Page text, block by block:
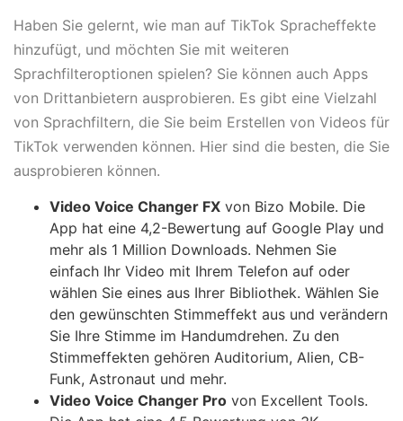
Haben Sie gelernt, wie man auf TikTok Spracheffekte
hinzufügt, und möchten Sie mit weiteren
Sprachfilteroptionen spielen? Sie können auch Apps
von Drittanbietern ausprobieren. Es gibt eine Vielzahl
von Sprachfiltern, die Sie beim Erstellen von Videos für
TikTok verwenden können. Hier sind die besten, die Sie
ausprobieren können.
Video Voice Changer FX von Bizo Mobile. Die
App hat eine 4,2-Bewertung auf Google Play und
mehr als 1 Million Downloads. Nehmen Sie
einfach Ihr Video mit Ihrem Telefon auf oder
wählen Sie eines aus Ihrer Bibliothek. Wählen Sie
den gewünschten Stimmeffekt aus und verändern
Sie Ihre Stimme im Handumdrehen. Zu den
Stimmeffekten gehören Auditorium, Alien, CB-
Funk, Astronaut und mehr.
Video Voice Changer Pro von Excellent Tools.